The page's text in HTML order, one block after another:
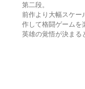
第二段。
前作より大幅スケー
作して格闘ゲームを
英雄の覚悟が決まる